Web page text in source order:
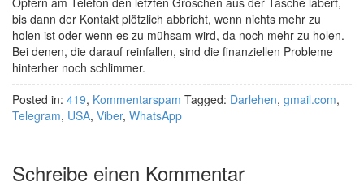
bis dann der Kontakt plötzlich abbricht, wenn nichts mehr zu
holen ist oder wenn es zu mühsam wird, da noch mehr zu holen.
Bei denen, die darauf reinfallen, sind die finanziellen Probleme
hinterher noch schlimmer.
Posted in: 419, Kommentarspam Tagged: Darlehen, gmail.com,
Telegram, USA, Viber, WhatsApp
Schreibe einen Kommentar